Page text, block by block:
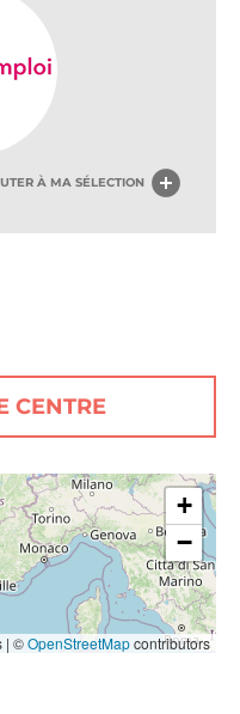
À MA SÉLECTION
CENTRE
+
−
| ©OpenStreetMapcontributors